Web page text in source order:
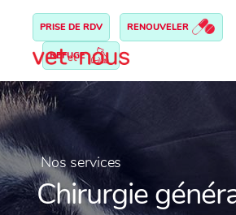
PRISE DE RDV RENOUVELER
REFUGE
Nos services
Chirurgie